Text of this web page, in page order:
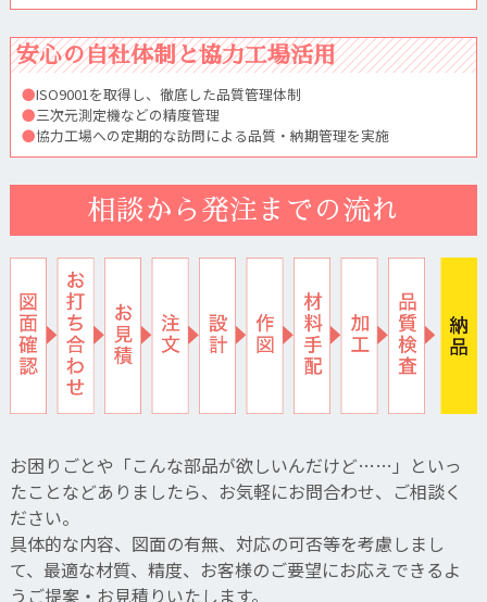
安心の自社体制と協力工場活用
●ISO9001を取得し、徹底した品質管理体制
●三次元測定機などの精度管理
●協力工場への定期的な訪問による品質・納期管理を実施
相談から発注までの流れ
お困りごとや「こんな部品が欲しいんだけど……」といっ
たことなどありましたら、お気軽にお問合わせ、ご相談く
ださい。
具体的な内容、図面の有無、対応の可否等を考慮しまし
て、最適な材質、精度、お客様のご要望にお応えできるよ
うご提案・お見積りいたします。